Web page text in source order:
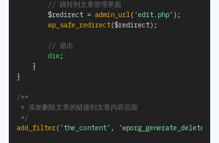
// 跳转到文章管理界面
$redirect = admin_url ( 'edit.php' ) ;
wp_safe_redirect($redirect) ;
// 退出
die ;
}
}
/**
* 添加删除文章的链接到文章内容后面
*/
add_filter( 'the_content' ,